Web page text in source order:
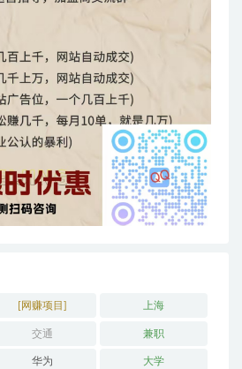
[网赚项目] 上海
交通 兼职
华为 大学